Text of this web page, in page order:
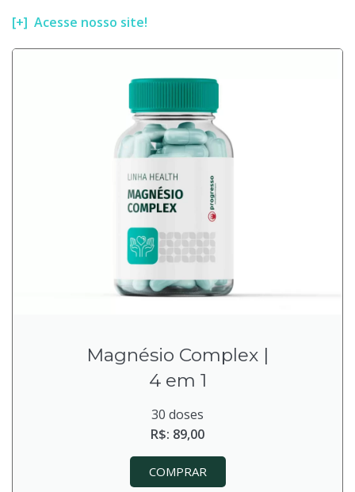
[+] Acesse nosso site!
Magnésio Complex |
4 em 1
30 doses
R$: 89,00
COMPRAR